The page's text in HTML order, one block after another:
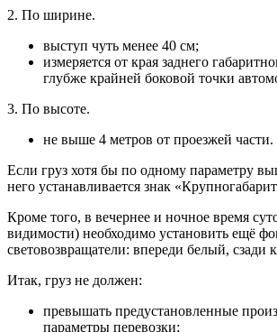
2. По ширине.
выступ чуть менее 40 см;
измеряется от края заднего
глубже крайней боковой точки
3. По высоте.
не выше 4 метров от проезжей части.
Если груз хотя бы по одному параметру
него устанавливается знак
Кроме того, в вечернее и ночное время
видимости) необходимо установить ещё
световозвращатели: впереди белый, сзади
Итак, груз не должен:
превышать предустановленные
параметры перевозки;